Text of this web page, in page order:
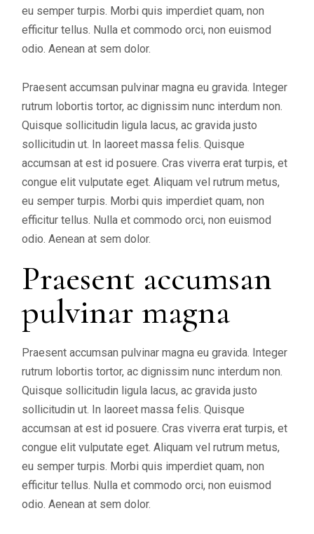
eu semper turpis. Morbi quis imperdiet quam, non
efficitur tellus. Nulla et commodo orci, non euismod
odio. Aenean at sem dolor.
Praesent accumsan pulvinar magna eu gravida. Integer
rutrum lobortis tortor, ac dignissim nunc interdum non.
Quisque sollicitudin ligula lacus, ac gravida justo
sollicitudin ut. In laoreet massa felis. Quisque
accumsan at est id posuere. Cras viverra erat turpis, et
congue elit vulputate eget. Aliquam vel rutrum metus,
eu semper turpis. Morbi quis imperdiet quam, non
efficitur tellus. Nulla et commodo orci, non euismod
odio. Aenean at sem dolor.
Praesent accumsan
pulvinar magna
Praesent accumsan pulvinar magna eu gravida. Integer
rutrum lobortis tortor, ac dignissim nunc interdum non.
Quisque sollicitudin ligula lacus, ac gravida justo
sollicitudin ut. In laoreet massa felis. Quisque
accumsan at est id posuere. Cras viverra erat turpis, et
congue elit vulputate eget. Aliquam vel rutrum metus,
eu semper turpis. Morbi quis imperdiet quam, non
efficitur tellus. Nulla et commodo orci, non euismod
odio. Aenean at sem dolor.